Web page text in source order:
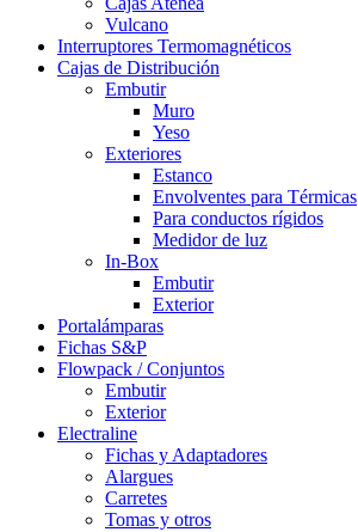
Vulcano
Interruptores Termomagnéticos
Cajas de Distribución
Embutir
Muro
Yeso
Exteriores
Estanco
Envolventes para Térmicas
Para conductos rígidos
Medidor de luz
In-Box
Embutir
Exterior
Portalámparas
Fichas S&P
Flowpack / Conjuntos
Embutir
Exterior
Electraline
Fichas y Adaptadores
Alargues
Carretes
Tomas y otros